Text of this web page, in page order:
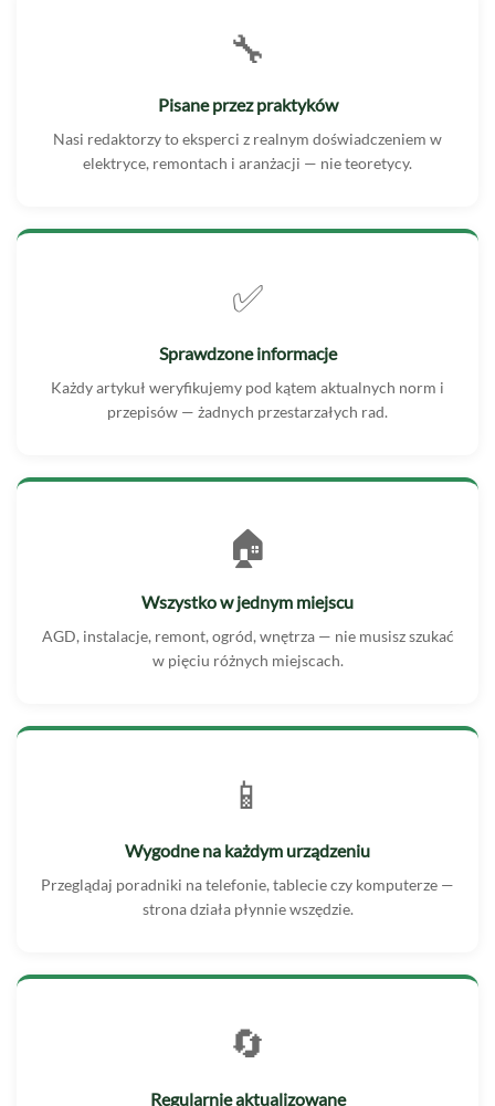
🔧
Pisane przez praktyków
Nasi redaktorzy to eksperci z realnym doświadczeniem w
elektryce, remontach i aranżacji — nie teoretycy.
✅
Sprawdzone informacje
Każdy artykuł weryfikujemy pod kątem aktualnych norm i
przepisów — żadnych przestarzałych rad.
🏠
Wszystko w jednym miejscu
AGD, instalacje, remont, ogród, wnętrza — nie musisz szukać
w pięciu różnych miejscach.
📱
Wygodne na każdym urządzeniu
Przeglądaj poradniki na telefonie, tablecie czy komputerze —
strona działa płynnie wszędzie.
🔄
Regularnie aktualizowane